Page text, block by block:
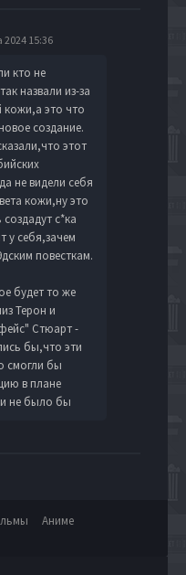
2024 15:36
кто не
назвали из-за
кожи,а это что
создание.
этот
не видели себя
кожи,ну это
с*ка
у себя,зачем
повесткам.
будет то же
Терон и
Стюарт -
бы,что эти
смогли бы
в плане
не было бы
Аниме